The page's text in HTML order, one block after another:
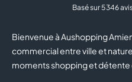
Basé sur 5 346
Bienvenue à Aushopping
commercial entre ville et
moments shopping et détente